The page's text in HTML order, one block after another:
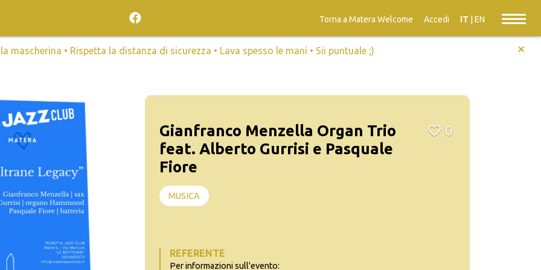
Torna a Matera Welcome Accedi IT EN
la mascherina • Rispetta la distanza di sicurezza • Lava spesso le mani • Sii puntuale ;) +
Gianfranco Menzella Organ Trio
feat. Alberto Gurrisi e Pasquale
Fiore
0
MUSICA
REFERENTE
Per informazioni sull'evento: